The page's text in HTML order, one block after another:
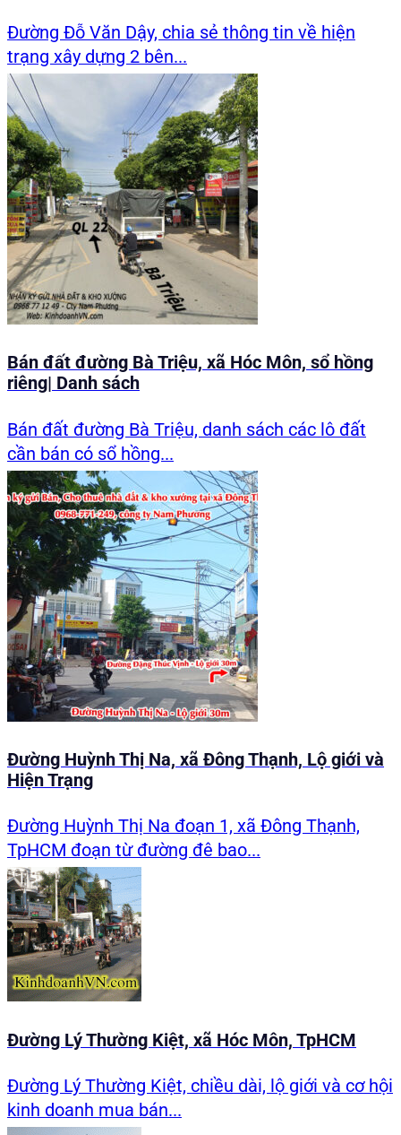
Đường Đỗ Văn Dậy, chia sẻ thông tin về hiện
trạng xây dựng 2 bên...
Bán đất đường Bà Triệu, xã Hóc Môn, sổ hồng
riêng| Danh sách
Bán đất đường Bà Triệu, danh sách các lô đất
cần bán có sổ hồng...
Đường Huỳnh Thị Na, xã Đông Thạnh, Lộ giới và
Hiện Trạng
Đường Huỳnh Thị Na đoạn 1, xã Đông Thạnh,
TpHCM đoạn từ đường đê bao...
Đường Lý Thường Kiệt, xã Hóc Môn, TpHCM
Đường Lý Thường Kiệt, chiều dài, lộ giới và cơ hội
kinh doanh mua bán...